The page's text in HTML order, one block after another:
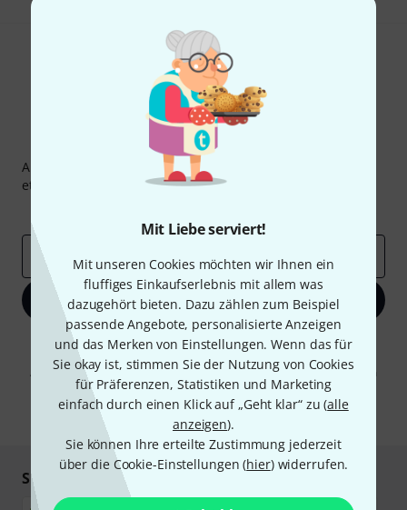
Mit Liebe serviert!
Mit unseren Cookies möchten wir Ihnen ein
fluffiges Einkaufserlebnis mit allem was
dazugehört bieten. Dazu zählen zum Beispiel
passende Angebote, personalisierte Anzeigen
und das Merken von Einstellungen. Wenn das für
Sie okay ist, stimmen Sie der Nutzung von Cookies
für Präferenzen, Statistiken und Marketing
einfach durch einen Klick auf „Geht klar“ zu (alle
anzeigen).
Sie können Ihre erteilte Zustimmung jederzeit
über die Cookie-Einstellungen (hier) widerrufen.
Thomann Newsletter
Abonniere den Thomann Newsletter und gewinne mit
etwas Glück einen von50 Gutscheinen
E-Mail-Adresse
Jetzt anmelden
Mit Klick auf „Jetzt anmelden“ stimmen Sie dem Erhalt von E-Mail-
Werbung und einer Messung des E-Mail-Nutzungsverhaltens zu. Die
Abmeldung ist jederzeit möglich. Weitere Informationen finden Sie in
unserenDatenschutzhinweisen.
* Pflichtfeld
Sicher einkaufen & bezahlen